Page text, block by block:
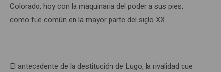
Colorado, hoy con la maquinaria del poder a sus pies,
como fue común en la mayor parte del siglo XX.
El antecedente de la destitución de Lugo, la rivalidad que